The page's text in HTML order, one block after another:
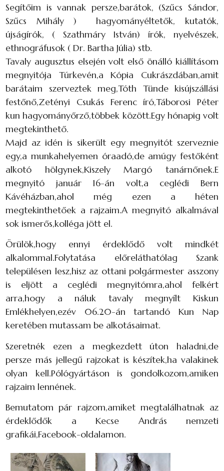
Segítőim is vannak persze,barátok, (Szűcs Sándor,
Szűcs Mihály ) hagyományéltetők, kutatók,
újságírók, ( Szathmáry István) írók, nyelvészek,
ethnográfusok ( Dr. Bartha Júlia) stb.
Tavaly augusztus elsején volt első önálló kiállításom
megnyitója Túrkevén,a Kópia Cukrászdában,amit
barátaim szerveztek meg,Tóth Tünde kisújszállási
festőnő,Zetényi Csukás Ferenc író,Táborosi Péter
kun hagyományőrző,többek között.Egy hónapig volt
megtekinthető.
Majd az idén is sikerült egy megnyitót szerveznie
egy,a munkahelyemen óraadó,de amúgy festőként
alkotó hölgynek,Kiszely Margó tanárnőnek.E
megnyitó január 16-án volt,a ceglédi Bern
Kávéházban,ahol még ezen a héten
megtekinthetőek a rajzaim.A megnyitó alkalmával
sok ismerős,kolléga jött el.
Örülök,hogy ennyi érdeklődő volt mindkét
alkalommal.Folytatása előreláthatólag Szank
településen lesz,hisz az ottani polgármester asszony
is eljött a ceglédi megnyitómra,ahol felkért
arra,hogy a náluk tavaly megnyílt Kiskun
Emlékhelyen,ezév 06.20-án tartandó Kun Nap
keretében mutassam be alkotásaimat.
Szeretnék ezen a megkezdett úton haladni,de
persze más jellegű rajzokat is készítek,ha valakinek
olyan kell.Pólógyártáson is gondolkozom,amiken
rajzaim lennének.
Bemutatom pár rajzom,amiket megtalálhatnak az
érdeklődők a Kecse András nemzeti
grafikái,Facebook-oldalamon.